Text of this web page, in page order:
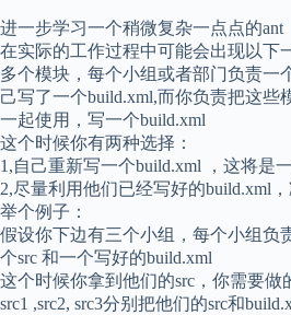
进一步学习一个稍微复杂一点点的ant
在实际的工作过程中可能会出现以下
多个模块，每个小组或者部门负责一
己写了一个build.xml,而你负责把这些
一起使用，写一个build.xml
这个时候你有两种选择：
1,自己重新写一个build.xml ，这将是
2,尽量利用他们已经写好的build.xml
举个例子：
假设你下边有三个小组，每个小组负
个src 和一个写好的build.xml
这个时候你拿到他们的src，你需要做
src1 ,src2, src3分别把他们的src和